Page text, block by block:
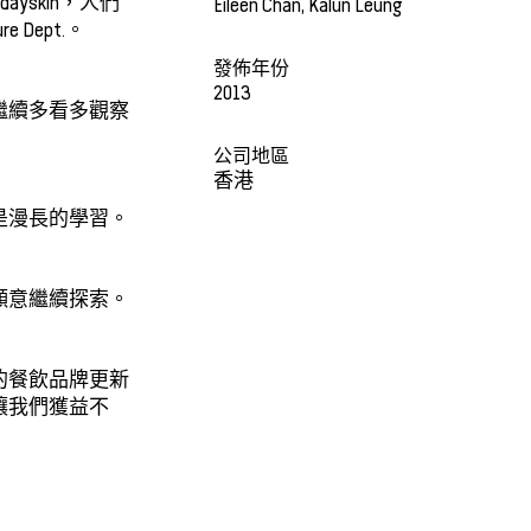
Dept.。
續多看多觀察
長的學習。
繼續探索。
餐飲品牌更新
我們獲益不
Eileen Chan, Kalun Leung
發佈年份
2013
公司地區
香港